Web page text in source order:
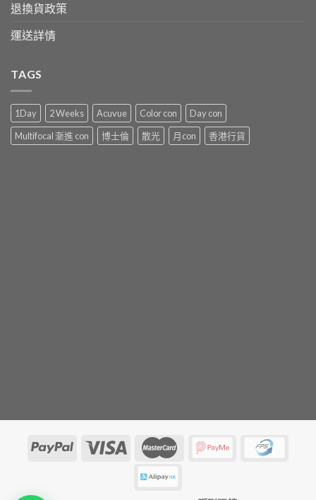
退換貨政策
運送詳情
TAGS
1Day 2 Weeks Acuvue Color con
Day con
Multifocal 漸進 con
博士倫 散光 月con 香港行貨